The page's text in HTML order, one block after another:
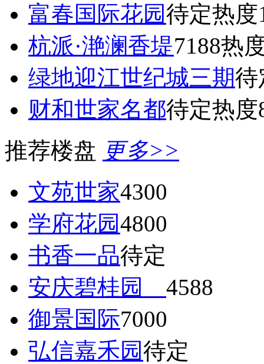
富春国际花园待定热度
杭派·滟澜香堤7188热
绿地迎江世纪城三期待
财和世家名都待定热度
推荐楼盘 更多>>
文苑世家4300
学府花园4800
书香一品待定
安庆碧桂园 4588
御景国际7000
弘信嘉禾园待定